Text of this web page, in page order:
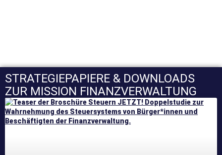
STRATEGIEPAPIERE & DOWNLOADS
ZUR MISSION FINANZVERWALTUNG